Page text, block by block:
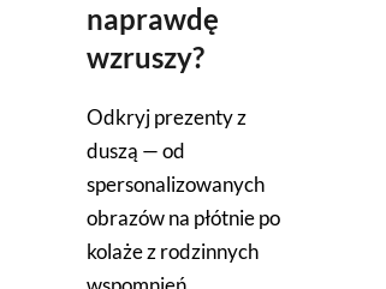
naprawdę
wzruszy?
Odkryj prezenty z
duszą — od
spersonalizowanych
obrazów na płótnie po
kolaże z rodzinnych